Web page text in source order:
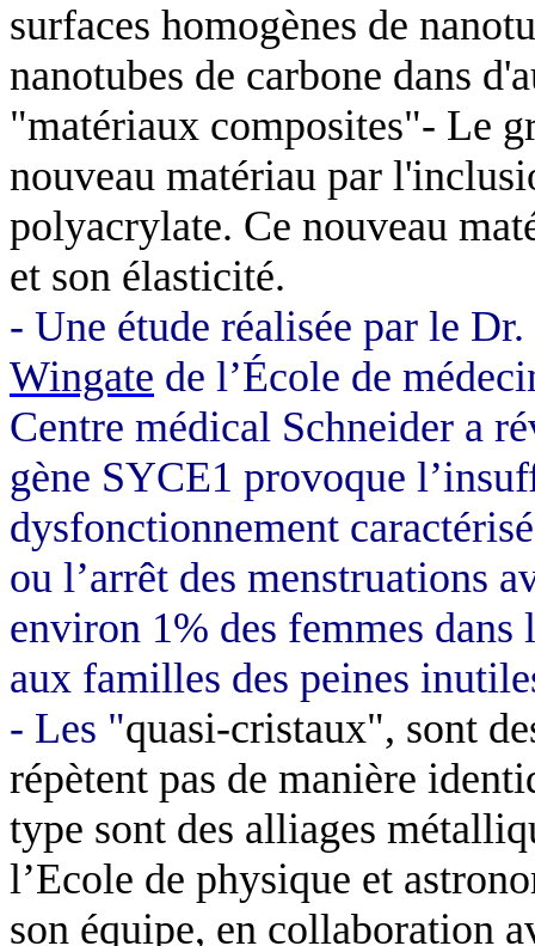
surfaces homogènes de
nanotubes de carbone dans
"matériaux composites"- Le
nouveau matériau par
polyacrylate. Ce nouveau
et son élasticité.
- Une étude réalisée par le
Wingate de l’École de
Centre médical Schneider a
gène SYCE1 provoque
dysfonctionnement
ou l’arrêt des menstruations
environ 1% des femmes
aux familles des peines
- Les "quasi-cristaux", sont
répètent pas de manière
type sont des alliages
l’Ecole de physique et
son équipe, en collaboration